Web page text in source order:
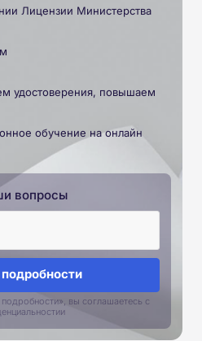
Лицензии Министерства
удостоверения, повышаем
обучение на онлайн
вопросы
подробности
вы соглашаетесь с